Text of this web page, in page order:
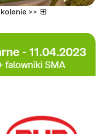
>>